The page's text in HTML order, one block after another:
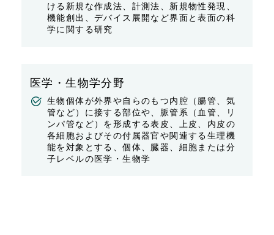
ける新規な作成法、計測法、新規物性発現、
機能創出、デバイス展開など界面と表面の科
学に関する研究
医学・生物学分野
生物個体が外界や自らのもつ内腔（腸管、気
管など）に接する部位や、脈管系（血管、リ
ンパ管など）を形成する表皮、上皮、内皮の
各細胞およびその付属器官や関連する生理機
能を対象とする、個体、臓器、細胞または分
子レベルの医学・生物学